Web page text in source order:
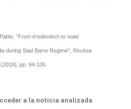
“From irredentism to state
during Siad Barre Regime”, Revista
pp. 94-105.
a la noticia analizada